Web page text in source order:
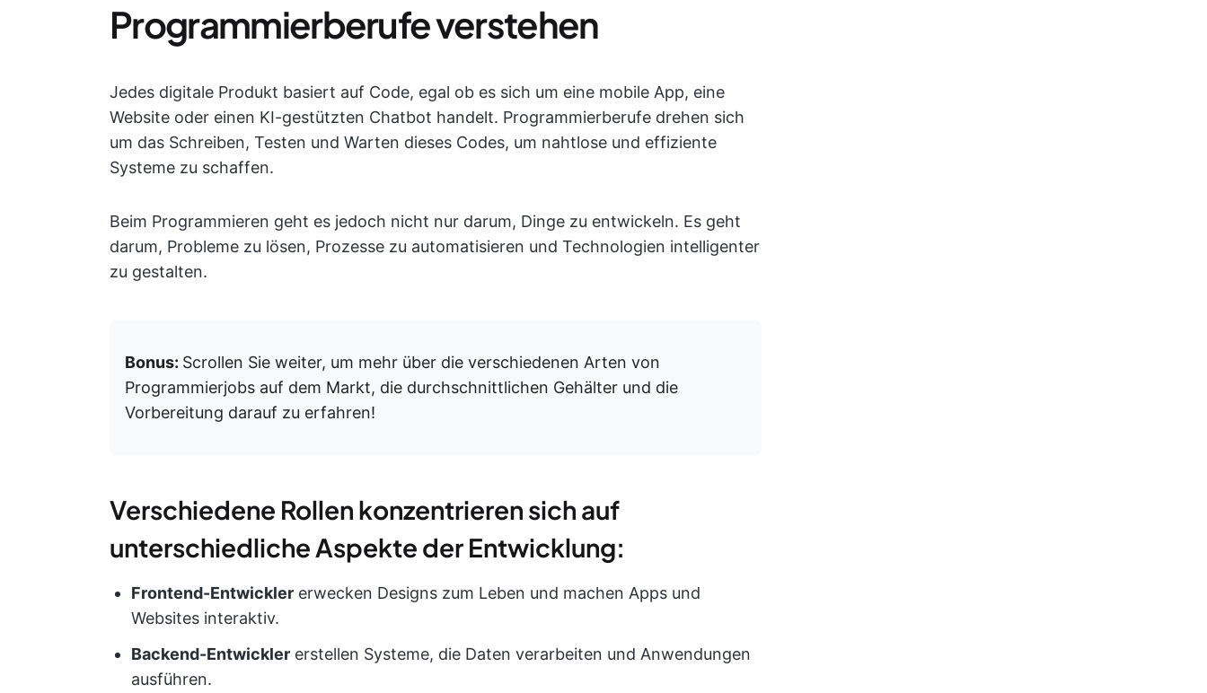
Programmierberufe verstehen
Jedes digitale Produkt basiert auf Code, egal ob es sich um eine mobile App, eine
Website oder einen KI-gestützten Chatbot handelt. Programmierberufe drehen sich
um das Schreiben, Testen und Warten dieses Codes, um nahtlose und effiziente
Systeme zu schaffen.
Beim Programmieren geht es jedoch nicht nur darum, Dinge zu entwickeln. Es geht
darum, Probleme zu lösen, Prozesse zu automatisieren und Technologien intelligenter
zu gestalten.
Bonus: Scrollen Sie weiter, um mehr über die verschiedenen Arten von
Programmierjobs auf dem Markt, die durchschnittlichen Gehälter und die
Vorbereitung darauf zu erfahren!
Verschiedene Rollen konzentrieren sich auf
unterschiedliche Aspekte der Entwicklung:
Frontend-Entwickler erwecken Designs zum Leben und machen Apps und
Websites interaktiv.
Backend-Entwickler erstellen Systeme, die Daten verarbeiten und Anwendungen
ausführen.